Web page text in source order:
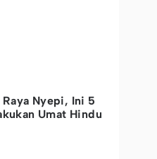
Nyepi, Ini 5
Umat Hindu